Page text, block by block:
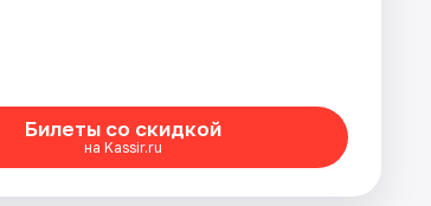
Билеты со скидкой
на Kassir.ru